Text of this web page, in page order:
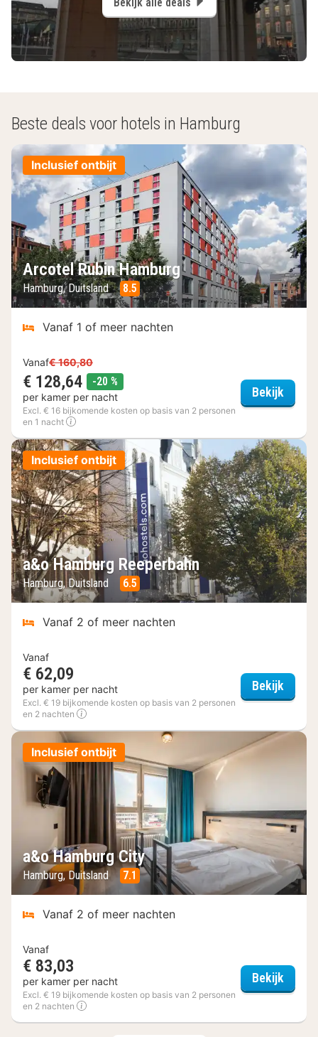
Beste deals voor hotels in Hamburg
Inclusief ontbijt
Arcotel Rubin Hamburg
Hamburg, Duitsland 8.5
Vanaf 1 of meer nachten
Vanaf€ 160,80
€ 128,64 -20 %
per kamer per nacht
Excl. € 16 bijkomende kosten op basis van 2 personen
en 1 nacht
Bekijk
Inclusief ontbijt
a&o Hamburg Reeperbahn
Hamburg, Duitsland 6.5
Vanaf 2 of meer nachten
Vanaf
€ 62,09
per kamer per nacht
Excl. € 19 bijkomende kosten op basis van 2 personen
en 2 nachten
Bekijk
Inclusief ontbijt
a&o Hamburg City
Hamburg, Duitsland 7.1
Vanaf 2 of meer nachten
Vanaf
€ 83,03
per kamer per nacht
Excl. € 19 bijkomende kosten op basis van 2 personen
en 2 nachten
Bekijk